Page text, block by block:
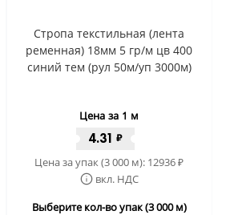
Стропа текстильная (лента
ременная) 18мм 5 гр/м цв 400
синий тем (рул 50м/уп 3000м)
Цена за 1 м
4.31 ₽
Цена за упак (3 000 м): 12936₽
вкл. НДС
Выберите кол-во упак (3 000 м)